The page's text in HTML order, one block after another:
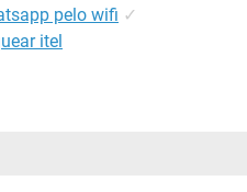
pelo wifi ✓
itel